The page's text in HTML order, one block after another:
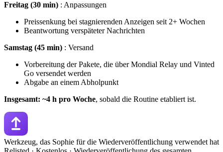
Freitag (30 min) : Anpassungen
Preissenkung bei stagnierenden Anzeigen seit 2+ Wochen
Beantwortung verspäteter Nachrichten
Samstag (45 min) : Versand
Vorbereitung der Pakete, die über Mondial Relay und Vinted
Go versendet werden
Abgabe an einem Abholpunkt
Insgesamt: ~4 h pro Woche, sobald die Routine etabliert ist.
Werkzeug, das Sophie für die Wiederveröffentlichung verwendet hat